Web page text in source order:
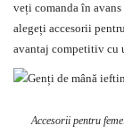
veți comanda în
alegeți accesorii
avantaj competitiv cu
Accesorii pentru